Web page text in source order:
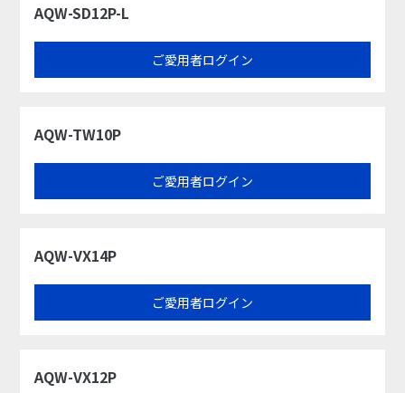
AQW-SD12P-L
ご愛用者ログイン
AQW-TW10P
ご愛用者ログイン
AQW-VX14P
ご愛用者ログイン
AQW-VX12P